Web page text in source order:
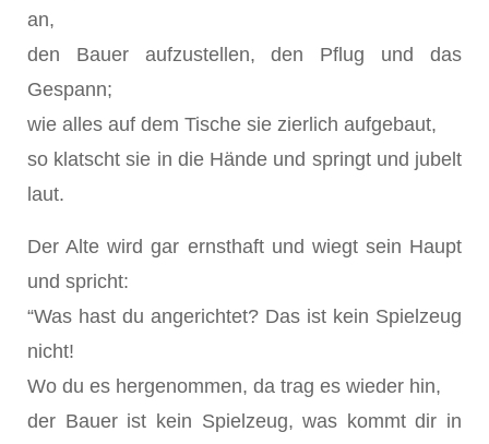
an,
den Bauer aufzustellen, den Pflug und das
Gespann;
wie alles auf dem Tische sie zierlich aufgebaut,
so klatscht sie in die Hände und springt und jubelt
laut.
Der Alte wird gar ernsthaft und wiegt sein Haupt
und spricht:
“Was hast du angerichtet? Das ist kein Spielzeug
nicht!
Wo du es hergenommen, da trag es wieder hin,
der Bauer ist kein Spielzeug, was kommt dir in